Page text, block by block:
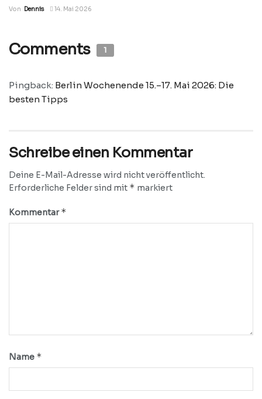
Von Dennis 14. Mai 2026
Comments 1
Pingback: Berlin Wochenende 15.–17. Mai 2026: Die
besten Tipps
Schreibe einen Kommentar
Deine E-Mail-Adresse wird nicht veröffentlicht.
Erforderliche Felder sind mit * markiert
Kommentar*
Name *